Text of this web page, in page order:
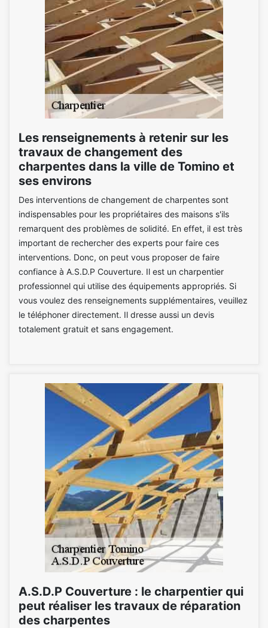
Les renseignements à retenir sur les
travaux de changement des
charpentes dans la ville de Tomino et
ses environs
Des interventions de changement de charpentes sont
indispensables pour les propriétaires des maisons s'ils
remarquent des problèmes de solidité. En effet, il est très
important de rechercher des experts pour faire ces
interventions. Donc, on peut vous proposer de faire
confiance à A.S.D.P Couverture. Il est un charpentier
professionnel qui utilise des équipements appropriés. Si
vous voulez des renseignements supplémentaires, veuillez
le téléphoner directement. Il dresse aussi un devis
totalement gratuit et sans engagement.
A.S.D.P Couverture : le charpentier qui
peut réaliser les travaux de réparation
des charpentes